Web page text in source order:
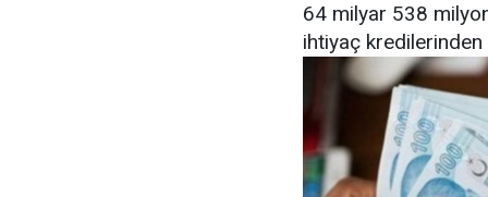
64 milyar 538
ihtiyaç